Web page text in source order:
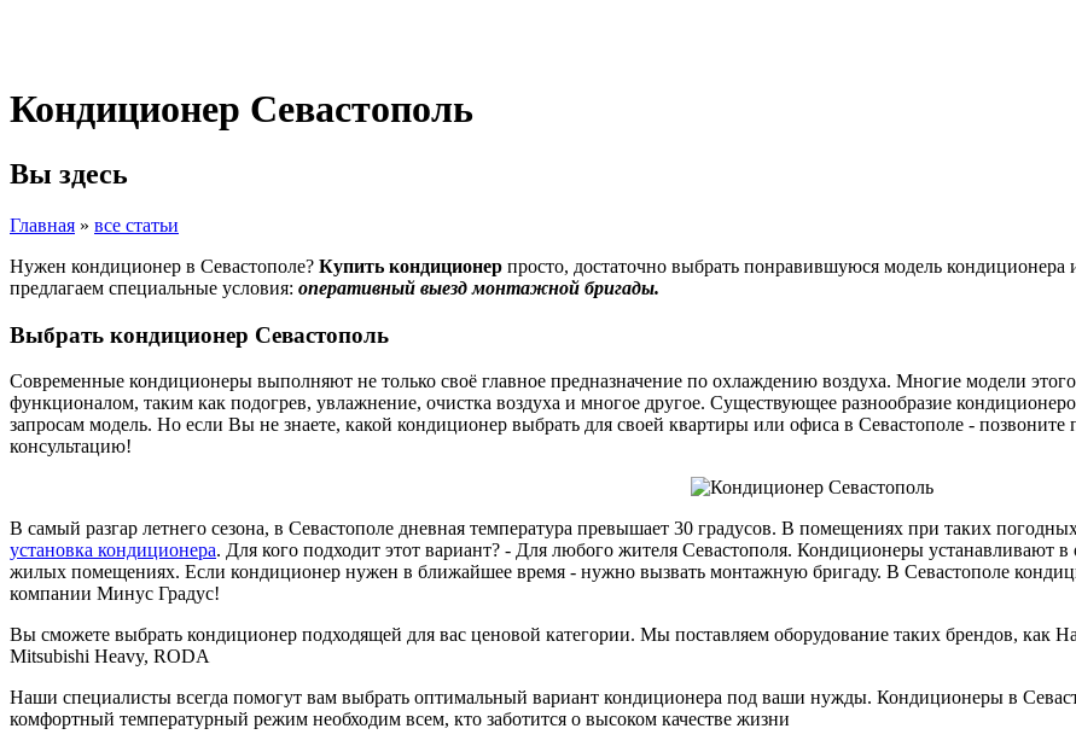
Кондиционер Севастополь
Вы здесь
Главная » все статьи
Нужен кондиционер в Севастополе? Купить кондиционер просто, достаточно выбрать понравившуюся модель
предлагаем специальные условия: оперативный выезд монтажной бригады.
Выбрать кондиционер Севастополь
Современные кондиционеры выполняют не только своё главное предназначение по охлаждению воздуха. Многие модели
функционалом, таким как подогрев, увлажнение, очистка воздуха и многое другое. Существующее разнообразие
запросам модель. Но если Вы не знаете, какой кондиционер выбрать для своей квартиры или офиса в Севастополе -
консультацию!
В самый разгар летнего сезона, в Севастополе дневная температура превышает 30 градусов. В помещениях при таких
установка кондиционера. Для кого подходит этот вариант? - Для любого жителя Севастополя. Кондиционеры устанавливают
жилых помещениях. Если кондиционер нужен в ближайшее время - нужно вызвать монтажную бригаду. В Севастополе
компании Минус Градус!
Вы сможете выбрать кондиционер подходящей для вас ценовой категории. Мы поставляем оборудование таких брендов, как
Mitsubishi Heavy, RODA
Наши специалисты всегда помогут вам выбрать оптимальный вариант кондиционера под ваши нужды. Кондиционеры в
комфортный температурный режим необходим всем, кто заботится о высоком качестве жизни